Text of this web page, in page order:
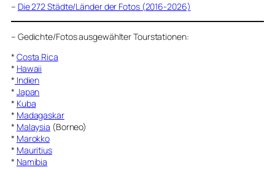
– Die 272 Städte/Länder der Fotos (2016-2026)
– Gedichte/Fotos ausgewählter Tourstationen:
* Costa Rica
* Hawaii
* Indien
* Japan
* Kuba
* Madagaskar
* Malaysia (Borneo)
* Marokko
* Mauritius
* Namibia